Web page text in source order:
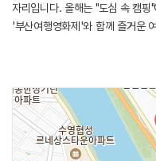
자리입니다. 올해는 "도심 속 캠핑
'부산여행영화제'와 함께 즐거운
낮 동안 강했던 햇빛이 지나가고
즐기는 야외 상영회
2.트립톡